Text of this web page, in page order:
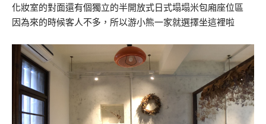
化妝室的對面還有個獨立的半開放式日式塌塌米包廂座位區
因為來的時候客人不多，所以游小熊一家就選擇坐這裡啦